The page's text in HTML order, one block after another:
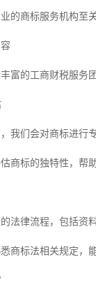
的商标服务机构至
富的工商财税服务
我们会对商标进行
商标的独特性，帮
法律流程，包括资
商标法相关规定，